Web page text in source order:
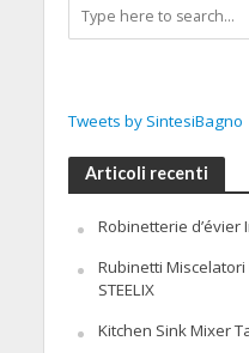
Tweets by SintesiBagno
Articoli recenti
Robinetterie d’évier
Rubinetti
STEELIX
Kitchen Sink Mixer